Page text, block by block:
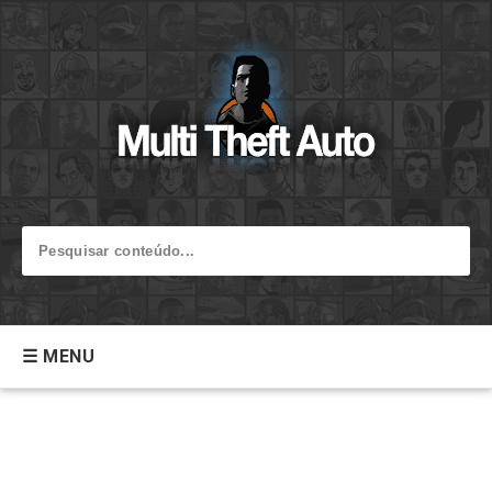
☰ MENU